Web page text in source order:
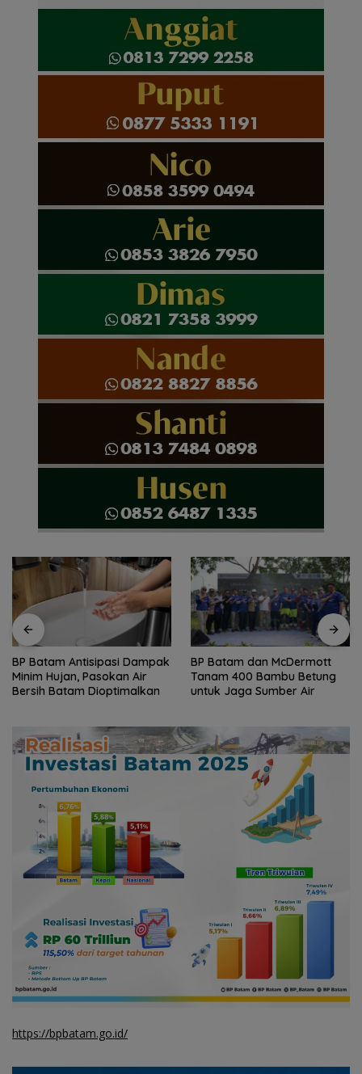
BP Batam dan McDermott
Tanam 400 Bambu Betung
untuk Jaga Sumber Air
HAN 2026, Amsakar-Li
Claudia Lindungi dan Bangun
Masa Depan Anak-Anak
https://bpbatam.go.id/